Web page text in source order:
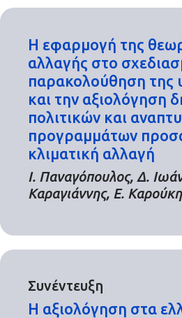
Η εφαρμογή της
αλλαγής στο
παρακολούθηση της
και την αξιολόγηση
πολιτικών και
προγραμμάτων
κλιματική αλλαγή
Ι. Παναγόπουλος, Δ.
Καραγιάννης, Ε. Καρούκη
Συνέντευξη
Η αξιολόγηση στα